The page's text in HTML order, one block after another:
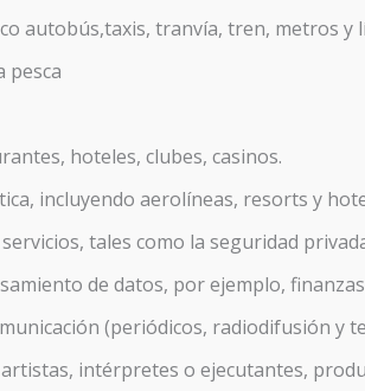
autobús,taxis, tranvía, tren, metros y
pesca
hoteles, clubes, casinos.
incluyendo aerolíneas, resorts y
tales como la seguridad
de datos, por ejemplo,
(periódicos, radiodifusión y
intérpretes o ejecutantes,